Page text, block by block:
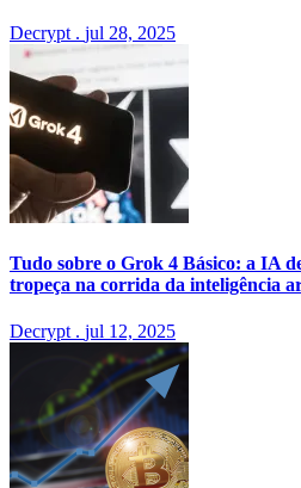
Decrypt . jul 28, 2025
Tudo sobre o Grok 4 Básico: a IA
tropeça na corrida da inteligência
Decrypt . jul 12, 2025